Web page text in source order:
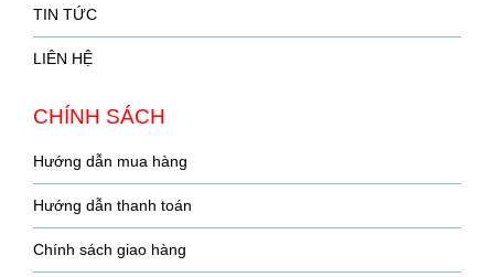
TIN TỨC
LIÊN HỆ
CHÍNH SÁCH
Hướng dẫn mua hàng
Hướng dẫn thanh toán
Chính sách giao hàng